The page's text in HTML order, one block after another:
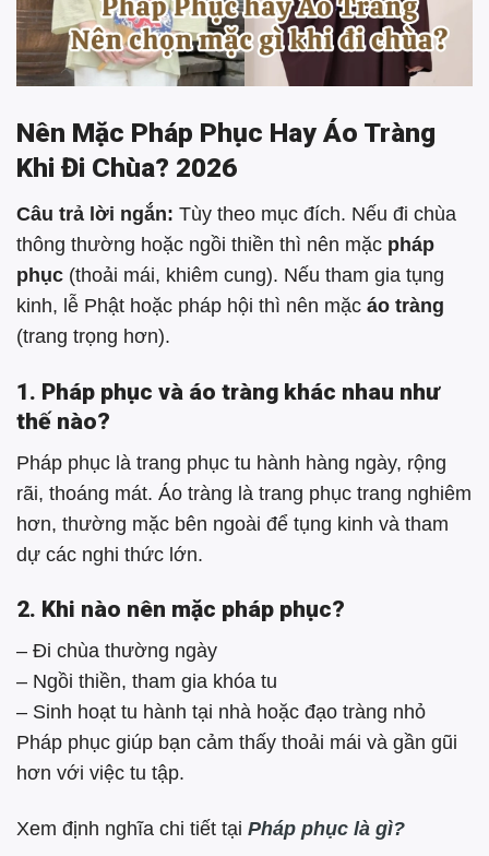
Nên Mặc Pháp Phục Hay Áo Tràng
Khi Đi Chùa? 2026
Câu trả lời ngắn: Tùy theo mục đích. Nếu đi chùa
thông thường hoặc ngồi thiền thì nên mặc pháp
phục (thoải mái, khiêm cung). Nếu tham gia tụng
kinh, lễ Phật hoặc pháp hội thì nên mặc áo tràng
(trang trọng hơn).
1. Pháp phục và áo tràng khác nhau như
thế nào?
Pháp phục là trang phục tu hành hàng ngày, rộng
rãi, thoáng mát. Áo tràng là trang phục trang nghiêm
hơn, thường mặc bên ngoài để tụng kinh và tham
dự các nghi thức lớn.
2. Khi nào nên mặc pháp phục?
– Đi chùa thường ngày
– Ngồi thiền, tham gia khóa tu
– Sinh hoạt tu hành tại nhà hoặc đạo tràng nhỏ
Pháp phục giúp bạn cảm thấy thoải mái và gần gũi
hơn với việc tu tập.
Xem định nghĩa chi tiết tại Pháp phục là gì?